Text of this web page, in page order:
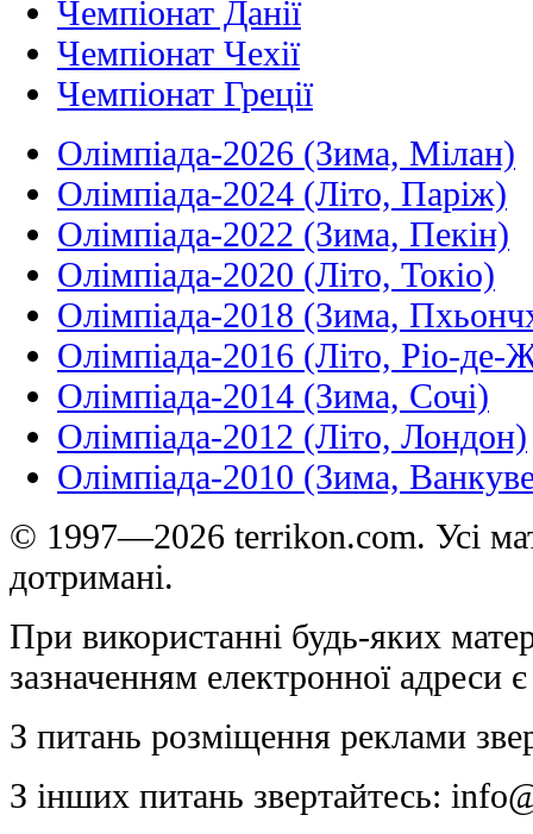
Чемпіонат Данії
Чемпіонат Чехії
Чемпіонат Греції
Олімпіада-2026 (Зима, Мілан)
Олімпіада-2024 (Літо, Паріж)
Олімпіада-2022 (Зима, Пекін)
Олімпіада-2020 (Літо, Токіо)
Олімпіада-2018 (Зима,
Олімпіада-2016 (Літо, Ріо-де-
Олімпіада-2014 (Зима, Сочі)
Олімпіада-2012 (Літо, Лондон)
Олімпіада-2010 (Зима,
© 1997—2026 terrikon.com. Усі
дотримані.
При використанні будь-яких
зазначенням електронної адреси
З питань розміщення реклами
З інших питань звертайтесь: